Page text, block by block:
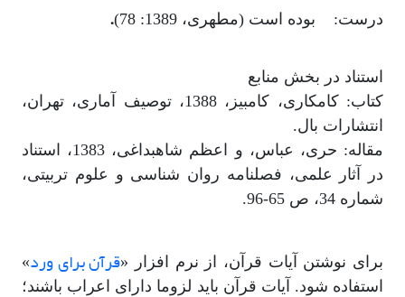
درست: بوده است (مطهری، 1389: 78) .
استناد در بخش منابع
کتاب: کامکاری، کامبیز، 1388، توصیف آماری، تهران،
انتشارات بال.
مقاله: حری، عباس، و اعظم شاهبداغی، 1383، استناد
در آثار علمی، فصلنامه روان شناسی و علوم تربیتی،
شماره 34، ص 65-96.
برای نوشتن آیات قرآن، از نرم افزار «قرآن برای ورد»
استفاده شود. آیات قرآن باید لزوما دارای اعراب باشند؛